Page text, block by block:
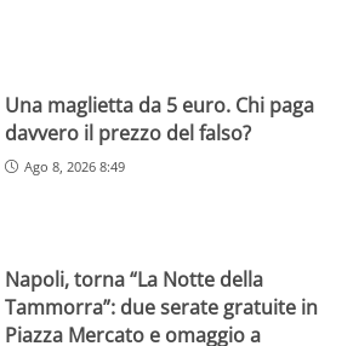
Una maglietta da 5 euro. Chi paga
davvero il prezzo del falso?
Ago 8, 2026 8:49
Napoli, torna “La Notte della
Tammorra”: due serate gratuite in
Piazza Mercato e omaggio a